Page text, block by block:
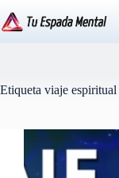
al
contenido
Etiqueta viaje espiritual